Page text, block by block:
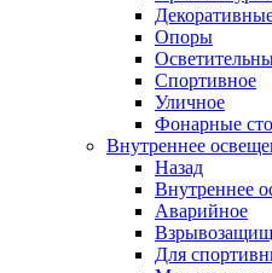
Опоры
Спортивное
Уличное
Фонарные
Внутреннее
Назад
Внутреннее
Аварийное
Для